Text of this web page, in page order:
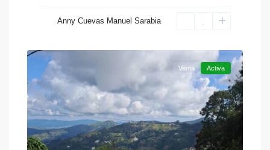
Anny Cuevas Manuel Sarabia
Colonia
Venta Activa